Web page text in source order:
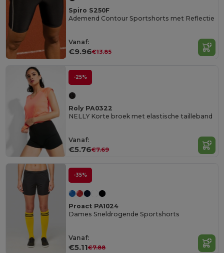
Spiro S250F
Ademend Contour Sportshorts met Reflectie
Vanaf:
€9.96€13.85
-25%
Roly PA0322
NELLY Korte broek met elastische tailleband
Vanaf:
€5.76€7.69
-35%
Proact PA1024
Dames Sneldrogende Sportshorts
Vanaf:
€5.11€7.88